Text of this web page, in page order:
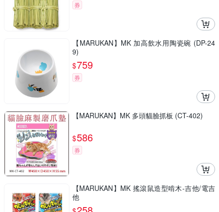
券
【MARUKAN】MK 加高飲水用陶瓷碗 (DP-24
9)
$759
券
【MARUKAN】MK 多頭貓臉抓板 (CT-402)
$586
券
【MARUKAN】MK 搖滾鼠造型啃木-吉他/電吉
他